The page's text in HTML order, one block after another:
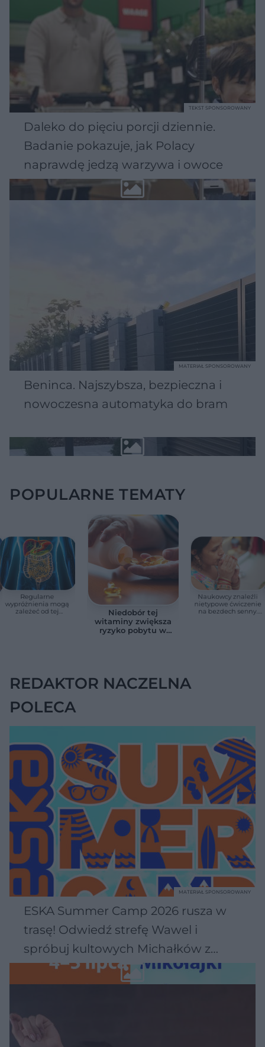
Daleko do pięciu porcji dziennie.
Badanie pokazuje, jak Polacy
naprawdę jedzą warzywa i owoce
TEKST SPONSOROWANY
Beninca. Najszybsza, bezpieczna i
nowoczesna automatyka do bram
MATERIAŁ SPONSOROWANY
POPULARNE TEMATY
Regularne
wypróżnienia mogą
zależeć od tej
Niedobór tej
witaminy zwiększa
ryzyko pobytu w
Naukowcy znaleźli
nietypowe ćwiczenie
na bezdech senny.
REDAKTOR NACZELNA
POLECA
ESKA Summer Camp 2026 rusza w
trasę! Odwiedź strefę Wawel i
spróbuj kultowych Michałków z
Wawelu
MATERIAŁ SPONSOROWANY